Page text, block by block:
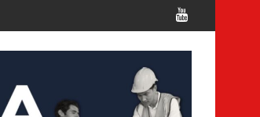
Italia confirma la muerte de 7